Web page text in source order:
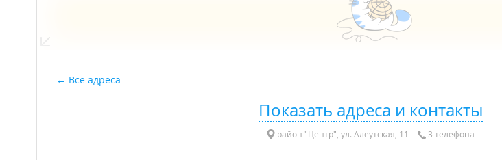
Все адреса
Показать адреса и контакты
район "Центр", ул. Алеутская, 11 3 телефона